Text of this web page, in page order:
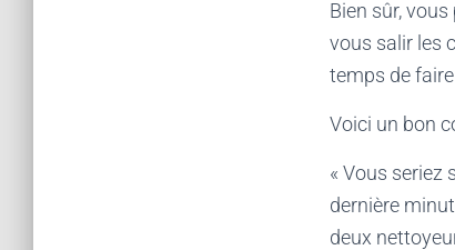
Bien sûr,
vous salir les
temps de
Voici un bon
« Vous seriez
dernière
deux